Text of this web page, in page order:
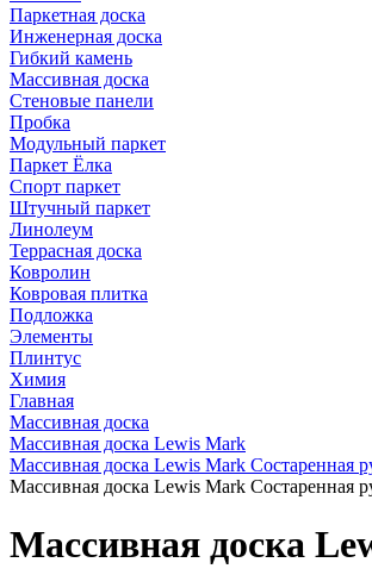
Паркетная доска
Инженерная доска
Гибкий камень
Массивная доска
Стеновые панели
Пробка
Модульный паркет
Паркет Ёлка
Спорт паркет
Штучный паркет
Линолеум
Террасная доска
Ковролин
Ковровая плитка
Подложка
Элементы
Плинтус
Химия
Главная
Массивная доска
Массивная доска Lewis Mark
Массивная доска Lewis Mark Состаренная
Массивная доска Lewis Mark Состаренная
Массивная доска